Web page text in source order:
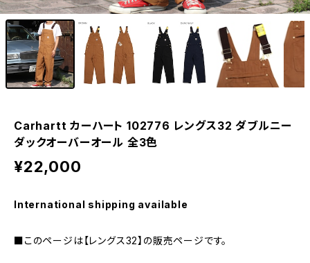
Carhartt カーハート 102776 レングス32 ダブルニー
ダックオーバーオール 全3色
¥22,000
International shipping available
■このページは【レングス32】の販売ページです。